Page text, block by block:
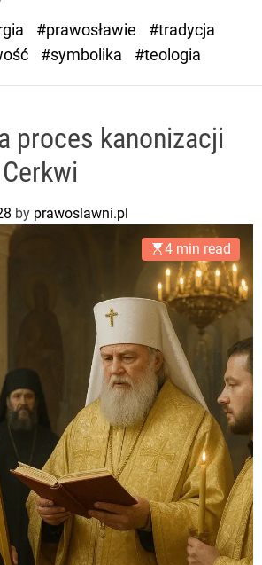
e
#prawosławie
#tradycja
#symbolika #teologia
proces kanonizacji
by prawoslawni.pl
4 min read